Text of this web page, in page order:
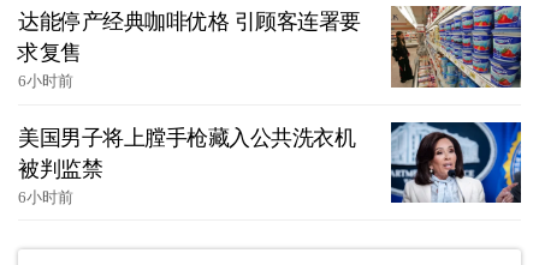
达能停产经典咖啡优格 引顾客连署要
求复售
6小时前
美国男子将上膛手枪藏入公共洗衣机
被判监禁
6小时前